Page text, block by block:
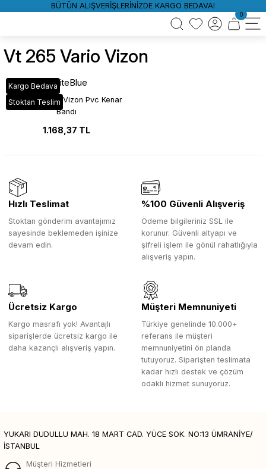
BÜTÜN ALIŞVERİŞLERİNİZDE KARGO BEDAVA!
0
Vt 265 Vario Vizon
Kargo Bedava
Stoktan Teslim
WhiteBlue
VT_265 Vario Vizon Pvc Kenar
Bandı
1.168,37 TL
Hızlı Teslimat
Stoktan gönderim avantajımız
sayesinde beklemeden işinize
devam edin.
%100 Güvenli Alışveriş
Ödeme bilgileriniz SSL ile
korunur. Güvenli altyapı ve
şifreli işlem ile gönül rahatlığıyla
alışveriş yapın.
Ücretsiz Kargo
Kargo masrafı yok! Avantajlı
siparişlerde ücretsiz kargo ile
daha kazançlı alışveriş yapın.
Müşteri Memnuniyeti
Türkiye genelinde 10.000+
referans ile müşteri
memnuniyetini ön planda
tutuyoruz. Siparişten teslimata
kadar hızlı destek ve çözüm
odaklı hizmet sunuyoruz.
YUKARI DUDULLU MAH. 18 MART CAD. YÜCE SOK. NO:13 ÜMRANİYE/
İSTANBUL
Müşteri Hizmetleri